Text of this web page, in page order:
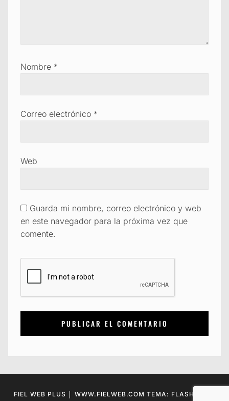
Nombre *
Correo electrónico *
Web
Guarda mi nombre, correo electrónico y web
en este navegador para la próxima vez que
comente.
FIEL WEB PLUS │ WWW.FIELWEB.COM TEMA: FLASH BLOG